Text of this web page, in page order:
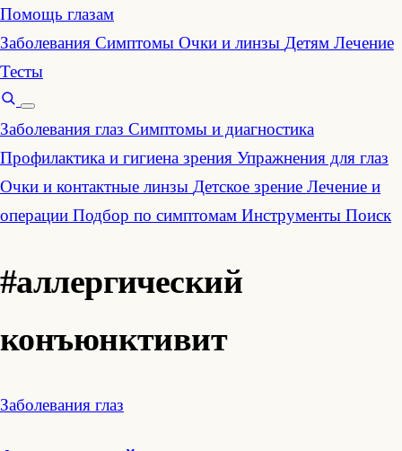
Помощь глазам
Заболевания Симптомы Очки и линзы Детям Лечение
Тесты
Заболевания глаз Симптомы и диагностика
Профилактика и гигиена зрения Упражнения для глаз
Очки и контактные линзы Детское зрение Лечение и
операции Подбор по симптомам Инструменты Поиск
#аллергический
конъюнктивит
Заболевания глаз